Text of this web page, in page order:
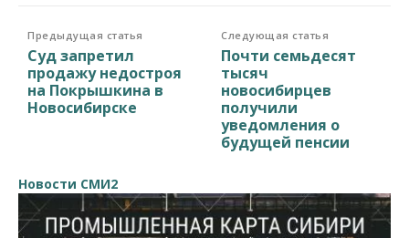
Предыдущая статья
Суд запретил
продажу недостроя
на Покрышкина в
Новосибирске
Следующая статья
Почти семьдесят
тысяч
новосибирцев
получили
уведомления о
будущей пенсии
Новости СМИ2